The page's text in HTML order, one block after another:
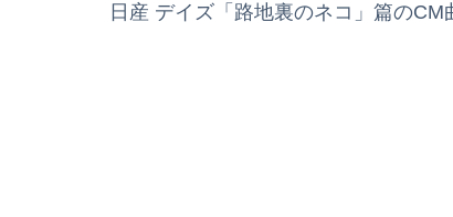
日産 デイズ「路地裏のネコ」篇のCM